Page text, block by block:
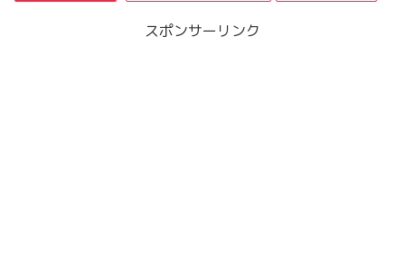
スポンサーリンク